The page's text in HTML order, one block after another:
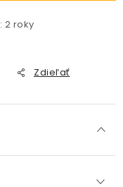
: 2 roky
Zdieľať